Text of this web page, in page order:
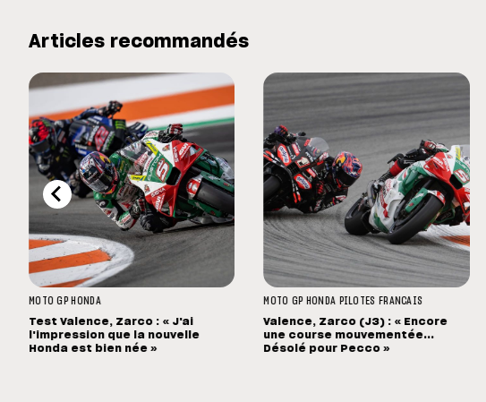
Articles recommandés
MOTO GP HONDA
Test Valence, Zarco : « J'ai
l'impression que la nouvelle
Honda est bien née »
MOTO GP HONDA PILOTES FRANCAIS
Valence, Zarco (J3) : « Encore
une course mouvementée...
Désolé pour Pecco »